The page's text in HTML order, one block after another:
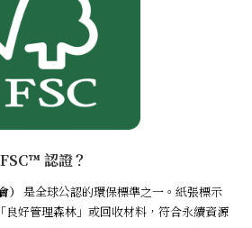
認證？
） 是全球公認的環保標準之一。紙張標示
良好管理森林」或回收材料，符合永續資源